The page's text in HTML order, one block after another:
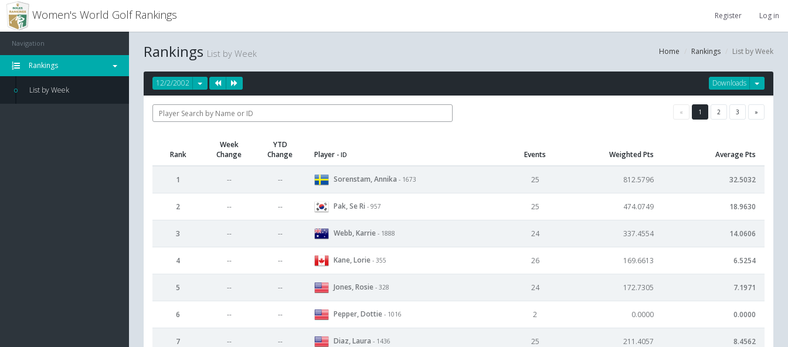
Women's World Golf Rankings Register Log in
Navigation
Rankings
List by Week
Home Rankings List by Week
Rankings List by Week
Downloads
12/2/2002
« 1 2 3 »
Rank
Week
Change
YTD
Change
Player - ID Events Weighted Pts Average Pts
1 -- -- Sorenstam, Annika - 1673 25 812.5796 32.5032
2 -- -- Pak, Se Ri - 957 25 474.0749 18.9630
3 -- -- Webb, Karrie - 1888 24 337.4554 14.0606
4 -- -- Kane, Lorie - 355 26 169.6613 6.5254
5 -- -- Jones, Rosie - 328 24 172.7305 7.1971
6 -- -- Pepper, Dottie - 1016 2 0.0000 0.0000
7 -- -- Diaz, Laura - 1436 25 211.4057 8.4562